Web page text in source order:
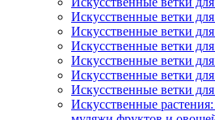
Искусственные ветки
Искусственные ветки
Искусственные ветки
Искусственные ветки
Искусственные ветки
Искусственные ветки
Искусственные